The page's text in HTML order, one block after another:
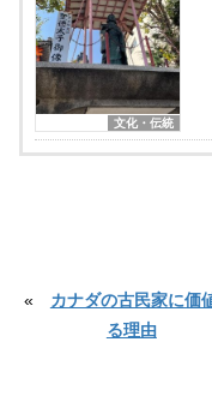
文化・伝統
«
カナダの古民家に価
る理由